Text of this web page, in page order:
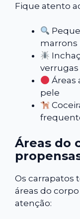
Fique atento
marrons
verrugas
Áreas
pele
Áreas do
Os carrapatos
áreas do
atenção: